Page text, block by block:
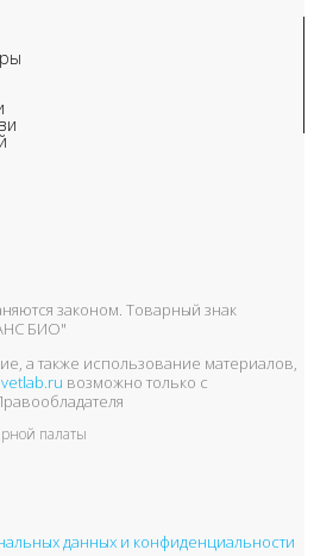
законом. Товарный знак
БИО"
а также использование материалов,
возможно только с
палаты
данных и конфиденциальности